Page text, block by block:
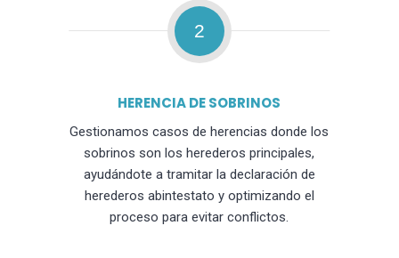
2
HERENCIA DE SOBRINOS
Gestionamos casos de herencias donde los
sobrinos son los herederos principales,
ayudándote a tramitar la declaración de
herederos abintestato y optimizando el
proceso para evitar conflictos.